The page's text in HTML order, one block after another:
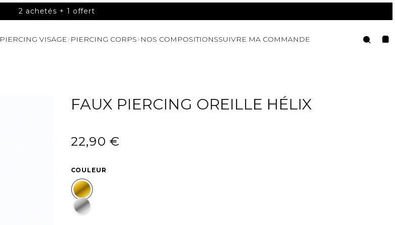
4 achetés + 2 offerts
PIERCING VISAGE PIERCING CORPS NOS COMPOSITIONSSUIVRE MA COMMANDE
FAUX PIERCING OREILLE HÉLIX
22,90 €
/
UNITAIRE
COULEUR
DORÉ
ARGENTÉ